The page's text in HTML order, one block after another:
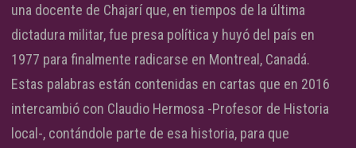
una docente de Chajarí que, en tiempos de la última
dictadura militar, fue presa política y huyó del país en
1977 para finalmente radicarse en Montreal, Canadá.
Estas palabras están contenidas en cartas que en 2016
intercambió con Claudio Hermosa -Profesor de Historia
local-, contándole parte de esa historia, para que